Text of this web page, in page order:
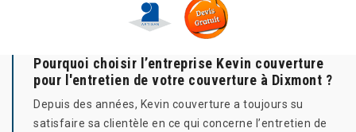
Pourquoi choisir l’entreprise Kevin couverture
pour l'entretien de votre couverture à Dixmont ?
Depuis des années, Kevin couverture a toujours su
satisfaire sa clientèle en ce qui concerne l’entretien de